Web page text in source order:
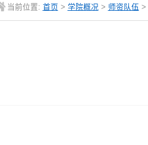
当前位置: 首页 > 学院概况> 师资队伍 >